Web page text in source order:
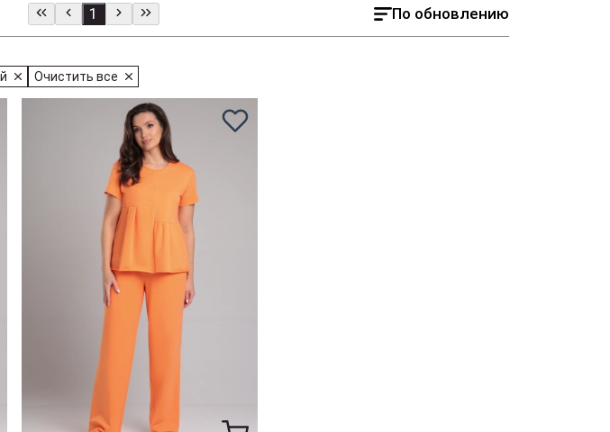
По обновлению
1
Очистить все